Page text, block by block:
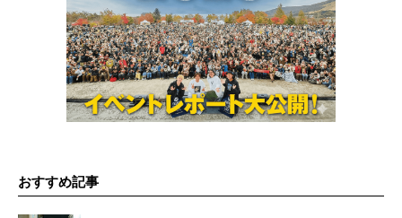
おすすめ記事